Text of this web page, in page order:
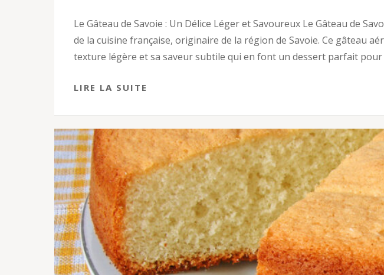
Le Gâteau de Savoie : Un Délice Léger et Savoureux Le Gâteau de
de la cuisine française, originaire de la région de Savoie. Ce gâteau
texture légère et sa saveur subtile qui en font un dessert parfait
LIRE LA SUITE